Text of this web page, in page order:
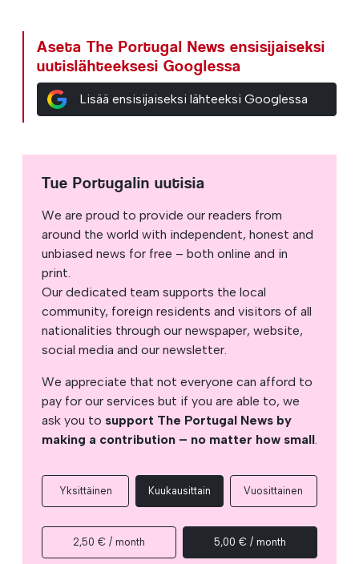
Aseta The Portugal News ensisijaiseksi
uutislähteeksesi Googlessa
Lisää ensisijaiseksi lähteeksi Googlessa
Tue Portugalin uutisia
We are proud to provide our readers from
around the world with independent, honest and
unbiased news for free – both online and in
print.
Our dedicated team supports the local
community, foreign residents and visitors of all
nationalities through our newspaper, website,
social media and our newsletter.
We appreciate that not everyone can afford to
pay for our services but if you are able to, we
ask you to support The Portugal News by
making a contribution – no matter how small.
Yksittäinen Kuukausittain Vuosittainen
2,50 € / month 5,00 € / month